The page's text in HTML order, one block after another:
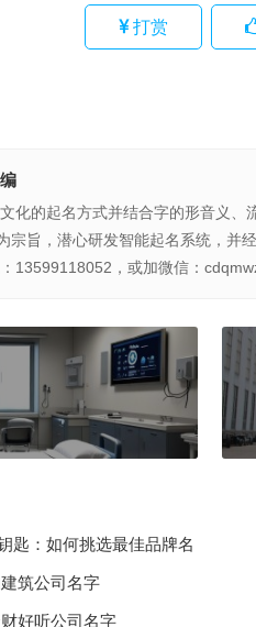
打赏
化的起名方式并结合字的形音义、
宗旨，潜心研发智能起名系统，并
13599118052，或加微信：
匙：如何挑选最佳品牌名
筑公司名字
好听公司名字